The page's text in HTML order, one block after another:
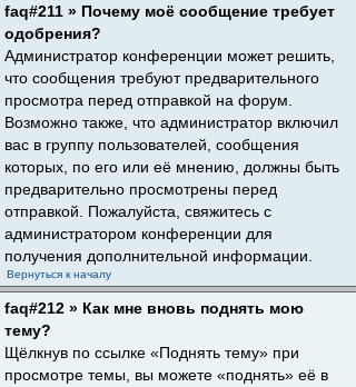
faq#211 » Почему моё сообщение требует
одобрения?
Администратор конференции может решить,
что сообщения требуют предварительного
просмотра перед отправкой на форум.
Возможно также, что администратор включил
вас в группу пользователей, сообщения
которых, по его или её мнению, должны быть
предварительно просмотрены перед
отправкой. Пожалуйста, свяжитесь с
администратором конференции для
получения дополнительной информации.
Вернуться к началу
faq#212 » Как мне вновь поднять мою
тему?
Щёлкнув по ссылке «Поднять тему» при
просмотре темы, вы можете «поднять» её в